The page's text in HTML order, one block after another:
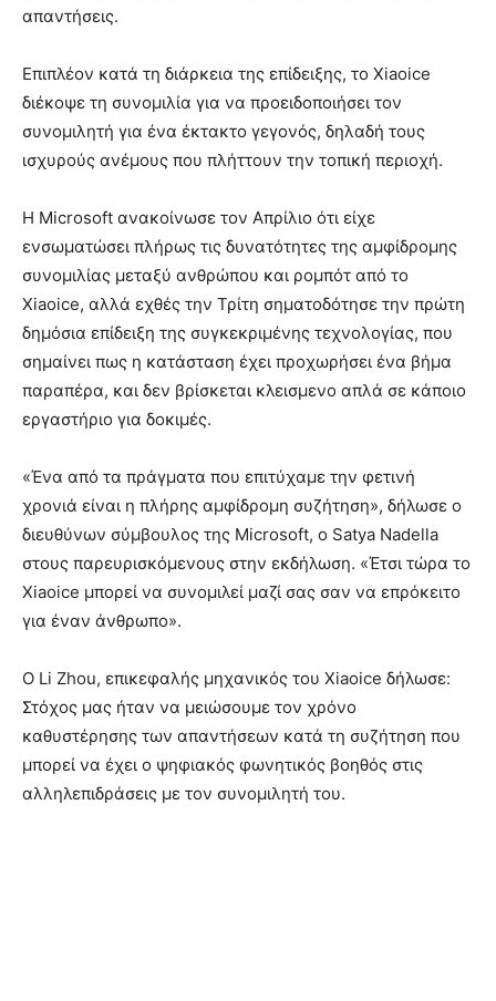
απαντήσεις.
Επιπλέον κατά τη διάρκεια της επίδειξης, το Xiaoice
διέκοψε τη συνομιλία για να προειδοποιήσει τον
συνομιλητή για ένα έκτακτο γεγονός, δηλαδή τους
ισχυρούς ανέμους που πλήττουν την τοπική περιοχή.
Η Microsoft ανακοίνωσε τον Απρίλιο ότι είχε
ενσωματώσει πλήρως τις δυνατότητες της αμφίδρομης
συνομιλίας μεταξύ ανθρώπου και ρομπότ από το
Xiaoice, αλλά εχθές την Τρίτη σηματοδότησε την πρώτη
δημόσια επίδειξη της συγκεκριμένης τεχνολογίας, που
σημαίνει πως η κατάσταση έχει προχωρήσει ένα βήμα
παραπέρα, και δεν βρίσκεται κλεισμενο απλά σε κάποιο
εργαστήριο για δοκιμές.
«Ένα από τα πράγματα που επιτύχαμε την φετινή
χρονιά είναι η πλήρης αμφίδρομη συζήτηση», δήλωσε ο
διευθύνων σύμβουλος της Microsoft, ο Satya Nadella
στους παρευρισκόμενους στην εκδήλωση. «Έτσι τώρα το
Xiaoice μπορεί να συνομιλεί μαζί σας σαν να επρόκειτο
για έναν άνθρωπο».
Ο Li Zhou, επικεφαλής μηχανικός του Xiaoice δήλωσε:
Στόχος μας ήταν να μειώσουμε τον χρόνο
καθυστέρησης των απαντήσεων κατά τη συζήτηση που
μπορεί να έχει ο ψηφιακός φωνητικός βοηθός στις
αλληλεπιδράσεις με τον συνομιλητή του.